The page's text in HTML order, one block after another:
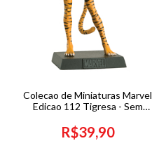
Colecao de Miniaturas Marvel
Edicao 112 Tigresa - Sem
R$39,90